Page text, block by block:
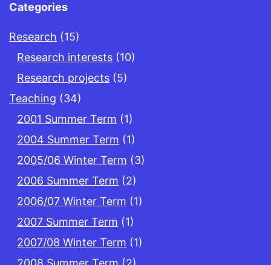
Categories
Research (15)
Research interests (10)
Research projects (5)
Teaching (34)
2001 Summer Term (1)
2004 Summer Term (1)
2005/06 Winter Term (3)
2006 Summer Term (2)
2006/07 Winter Term (1)
2007 Summer Term (1)
2007/08 Winter Term (1)